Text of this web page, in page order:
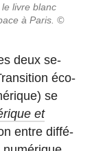
livre blanc
à Paris. ©
deux se­
éco­
se
et
entre dif­fé­